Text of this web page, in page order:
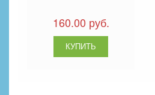
160.00 руб.